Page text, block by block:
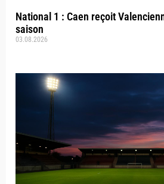
National 1 : Caen reçoit
saison
03.08.2026